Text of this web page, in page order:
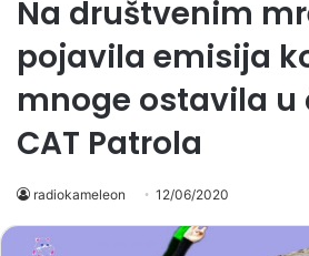
Na društvenim
pojavila emisija
mnoge ostavila u
CAT Patrola
radiokameleon 12/06/2020